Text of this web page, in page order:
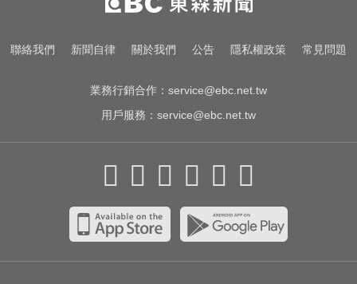
達「停班停課」標準
跌倒竟成致命殺手？醫揭長輩防骨
聯絡我們 新聞自律 關於我們 公告 隱私權政策 常見問題
業務行銷合作： service@ebc.net.tw
用戶服務： service@ebc.net.tw